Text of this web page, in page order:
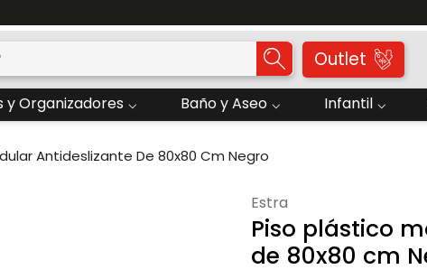
Outlet
y Organizadores Baño y Aseo Infantil
Antideslizante De 80x80 Cm Negro
estra
Piso plástico
de 80x80 cm